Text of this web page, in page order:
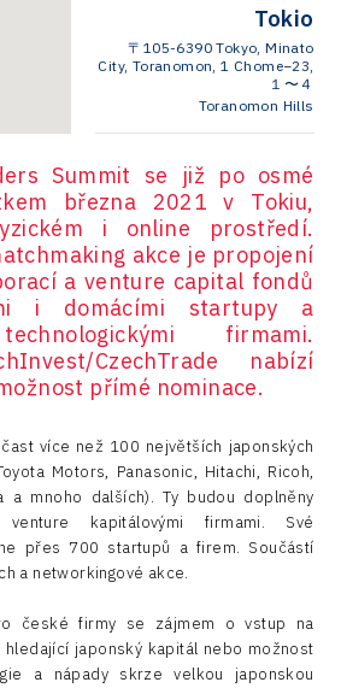
Tokio
〒105-6390 Tokyo, Minato
City, Toranomon, 1 Chome−23,
１〜４
Toranomon Hills
Summit se již po osmé
března 2021 v Tokiu,
i online prostředí.
akce je propojení
a venture capital fondů
i domácími startupy a
firmami.
CzechTrade nabízí
přímé nominace.
více než 100 největších japonských
Motors, Panasonic, Hitachi, Ricoh,
a mnoho dalších). Ty budou doplněny
venture kapitálovými firmami. Své
přes 700 startupů a firem. Součástí
a networkingové akce.
české firmy se zájmem o vstup na
japonský kapitál nebo možnost
a nápady skrze velkou japonskou